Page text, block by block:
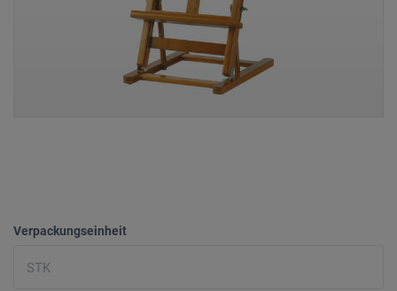
Verpackungseinheit